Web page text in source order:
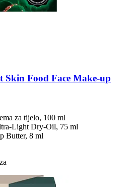
Skin Food Face Make-​up
za tijelo, 100 ml
Light Dry-Oil, 75 ml
Butter, 8 ml